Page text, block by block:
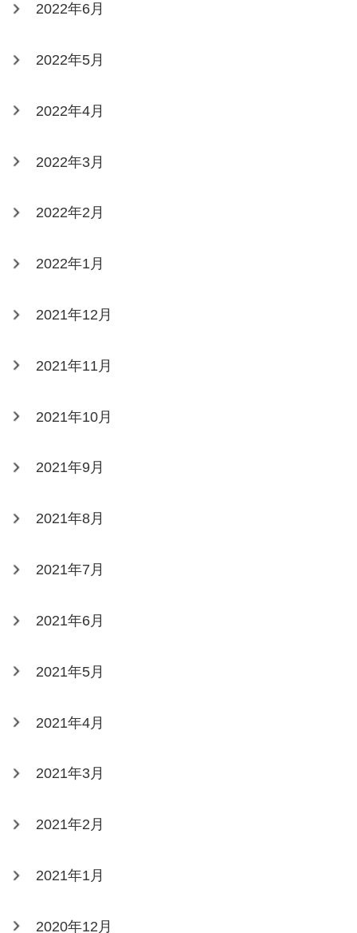
2022年6月
2022年5月
2022年4月
2022年3月
2022年2月
2022年1月
2021年12月
2021年11月
2021年10月
2021年9月
2021年8月
2021年7月
2021年6月
2021年5月
2021年4月
2021年3月
2021年2月
2021年1月
2020年12月